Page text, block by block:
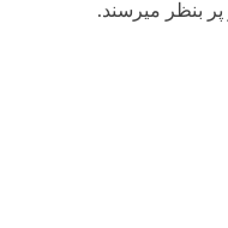
پر بنظر میرسند.